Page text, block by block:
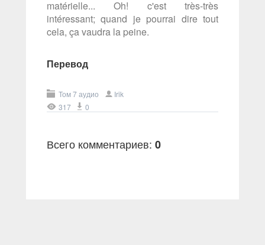
matérielle... Oh! c'est très-très
intéressant; quand je pourrai dire tout
cela, ça vaudra la peine.
Перевод
Том 7 аудио
Irik
317
0
Всего комментариев: 0